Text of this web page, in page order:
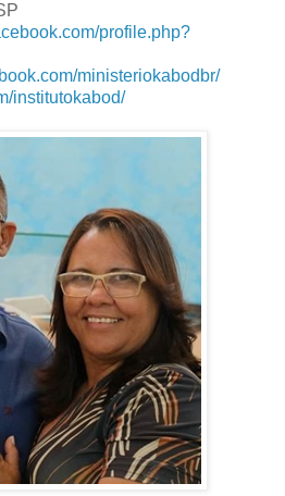
profile.php?
ministeriokabodbr/
institutokabod/